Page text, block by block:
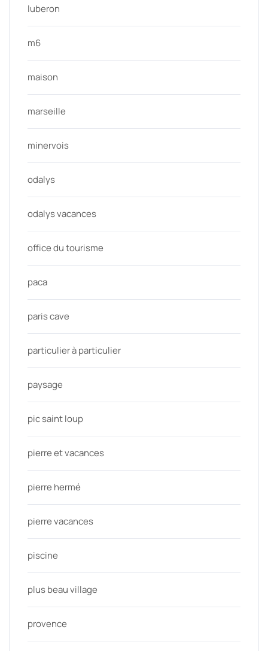
luberon
m6
maison
marseille
minervois
odalys
odalys vacances
office du tourisme
paca
paris cave
particulier à particulier
paysage
pic saint loup
pierre et vacances
pierre hermé
pierre vacances
piscine
plus beau village
provence